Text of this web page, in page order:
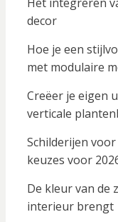
decor
Hoe je een
met modulaire
Creëer je eigen
verticale
Schilderijen
keuzes voor
De kleur van de
interieur brengt